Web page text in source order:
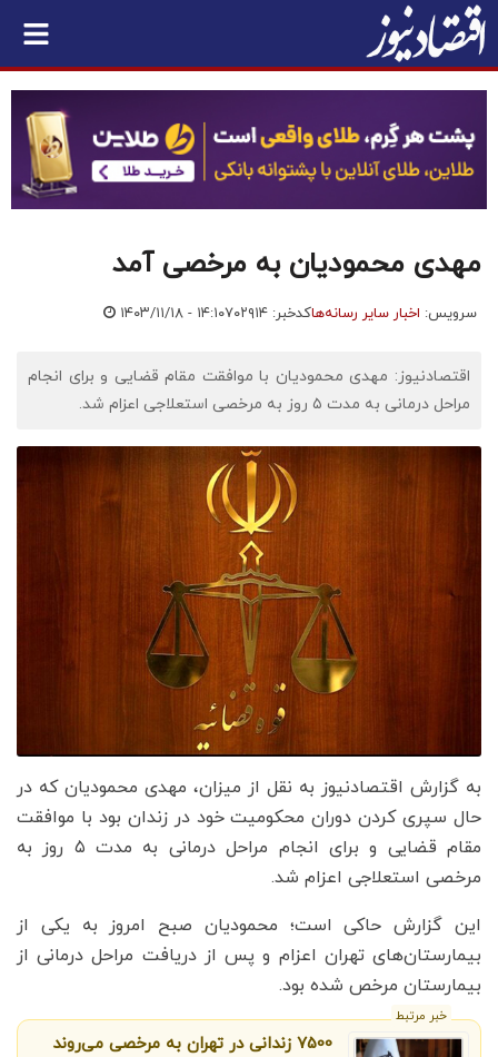
مهدی محمودیان به مرخصی آمد
سرویس: اخبار سایر رسانه‌هاکدخبر: ۷۰۲۹۱۴ ۱۴۰۳/۱۱/۱۸ - ۱۴:۱۰
اقتصادنیوز: مهدی محمودیان با موافقت مقام قضایی و برای انجام
مراحل درمانی به مدت ۵ روز به مرخصی استعلاجی اعزام شد.
به گزارش اقتصادنیوز به نقل از میزان، مهدی محمودیان که در
حال سپری کردن دوران محکومیت خود در زندان بود با موافقت
مقام قضایی و برای انجام مراحل درمانی به مدت ۵ روز به
مرخصی استعلاجی اعزام شد.
این گزارش حاکی است؛ محمودیان صبح امروز به یکی از
بیمارستان‌های تهران اعزام و پس از دریافت مراحل درمانی از
بیمارستان مرخص شده بود.
خبر مرتبط
7500 زندانی در تهران به مرخصی می‌روند